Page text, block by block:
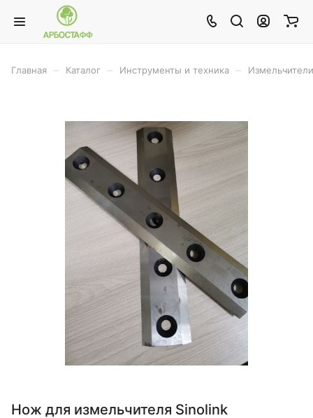
Главная Каталог Инструменты и техника Измельчители
Нож для измельчителя Sinolink